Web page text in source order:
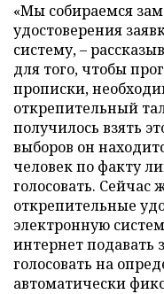
«Мы собираемся
удостоверения
систему, –
для того, чтобы
прописки,
открепительный
получилось взять
выборов он
человек по факту
голосовать. Сейчас
открепительные
электронную
интернет подавать
голосовать на
автоматически